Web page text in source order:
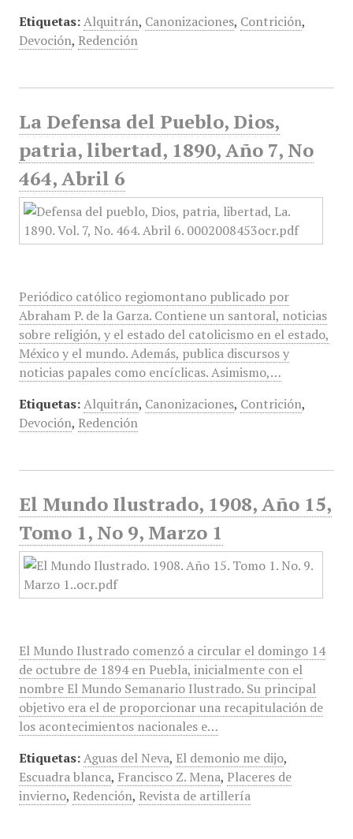
Etiquetas: Alquitrán, Canonizaciones, Contrición,
Devoción, Redención
La Defensa del Pueblo, Dios,
patria, libertad, 1890, Año 7, No
464, Abril 6
Periódico católico regiomontano publicado por
Abraham P. de la Garza. Contiene un santoral, noticias
sobre religión, y el estado del catolicismo en el estado,
México y el mundo. Además, publica discursos y
noticias papales como encíclicas. Asimismo,…
Etiquetas: Alquitrán, Canonizaciones, Contrición,
Devoción, Redención
El Mundo Ilustrado, 1908, Año 15,
Tomo 1, No 9, Marzo 1
El Mundo Ilustrado comenzó a circular el domingo 14
de octubre de 1894 en Puebla, inicialmente con el
nombre El Mundo Semanario Ilustrado. Su principal
objetivo era el de proporcionar una recapitulación de
los acontecimientos nacionales e…
Etiquetas: Aguas del Neva, El demonio me dijo,
Escuadra blanca, Francisco Z. Mena, Placeres de
invierno, Redención, Revista de artillería